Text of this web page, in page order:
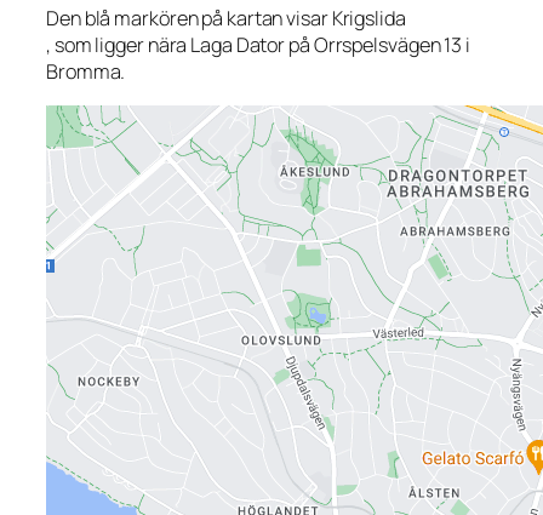
Den blå markören på kartan visar Krigslida
, som ligger nära Laga Dator på Orrspelsvägen 13 i
Bromma.